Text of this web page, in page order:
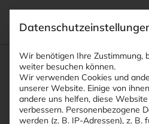
Suchfeld
Breadcrumb-Navigation
STARTSEITE IMMUTABILITY
Wir benötigen Ihre Zustimmung,
weiter besuchen können.
Wir verwenden Cookies und
unserer Website. Einige von
andere uns helfen, diese
verbessern. Personenbezogene
werden (z. B. IP-Adressen), z. B.